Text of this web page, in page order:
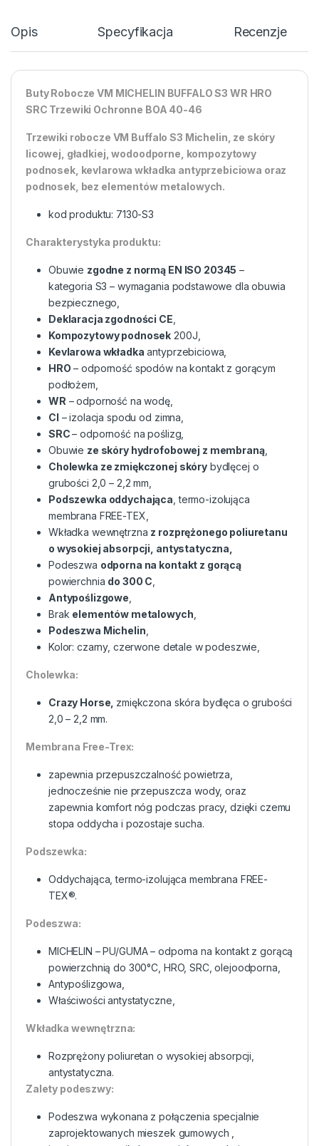
Opis Specyfikacja Recenzje
Buty Robocze VM MICHELIN BUFFALO S3 WR HRO
SRC Trzewiki Ochronne BOA 40-46
Trzewiki robocze VM Buffalo S3 Michelin, ze skóry
licowej, gładkiej, wodoodporne, kompozytowy
podnosek, kevlarowa wkładka antyprzebiciowa oraz
podnosek, bez elementów metalowych.
kod produktu: 7130-S3
Charakterystyka produktu:
Obuwie zgodne z normą EN ISO 20345 –
kategoria S3 – wymagania podstawowe dla obuwia
bezpiecznego,
Deklaracja zgodności CE
Kompozytowy podnosek 200J,
Kevlarowa wkładka antyprzebiciowa,
HRO – odporność spodów na kontakt z gorącym
podłożem,
WR – odporność na wodę,
CI – izolacja spodu od zimna,
SRC– odporność na poślizg,
Obuwie ze skóry hydrofobowej z membraną,
Cholewka ze zmiękczonej skórybydlęcej o
grubości 2,0 – 2,2 mm,
Podszewka oddychająca , termo-izolująca
membrana FREE-TEX,
Wkładka wewnętrzna z rozprężonego poliuretanu
o wysokiej absorpcji, antystatyczna,
Podeszwa odporna na kontakt z gorącą
powierchnia do 300 C
Antypoślizgowe
Brak elementów metalowych
Podeszwa Michelin
Kolor: czarny, czerwone detale w podeszwie,
Cholewka:
Crazy Horse, zmiękczona skóra bydlęca o grubości
2,0 – 2,2 mm.
Membrana Free-Trex:
zapewnia przepuszczalność powietrza,
jednocześnie nie przepuszcza wody, oraz
zapewnia komfort nóg podczas pracy, dzięki czemu
stopa oddycha i pozostaje sucha.
Podszewka:
Oddychająca, termo-izolująca membrana FREE-
TEX®.
Podeszwa:
MICHELIN – PU/GUMA – odporna na kontakt z gorącą
powierzchnią do 300°C, HRO, SRC, olejoodporna,
Antypoślizgowa,
Właściwości antystatyczne,
Wkładka wewnętrzna:
Rozprężony poliuretan o wysokiej absorpcji,
antystatyczna.
Zalety podeszwy:
Podeszwa wykonana z połączenia specjalnie
zaprojektowanych mieszek gumowych ,